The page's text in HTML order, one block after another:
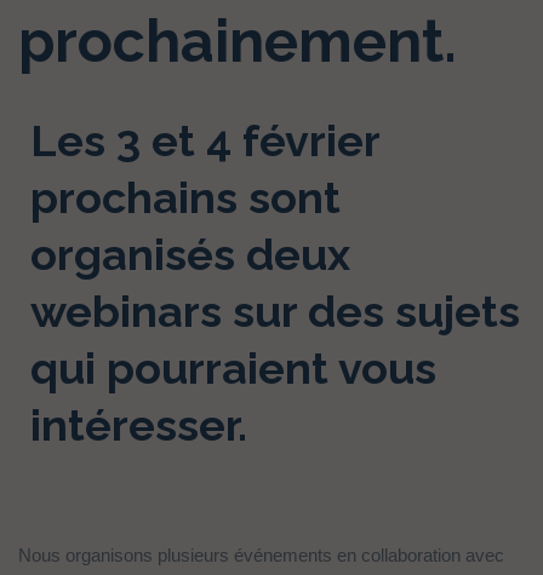
prochainement.
Les 3 et 4 février
prochains sont
organisés deux
webinars sur des sujets
qui pourraient vous
intéresser.
Nous organisons plusieurs événements en collaboration avec